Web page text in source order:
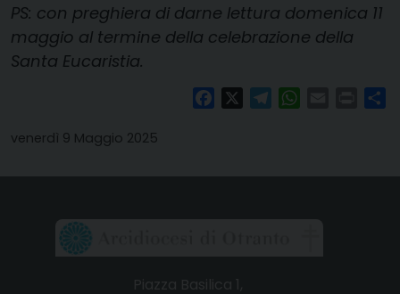
PS: con preghiera di darne lettura domenica 11
maggio al termine della celebrazione della
Santa Eucaristia.
FacebookTelegramWhatsAppPrint
venerdì 9 Maggio 2025